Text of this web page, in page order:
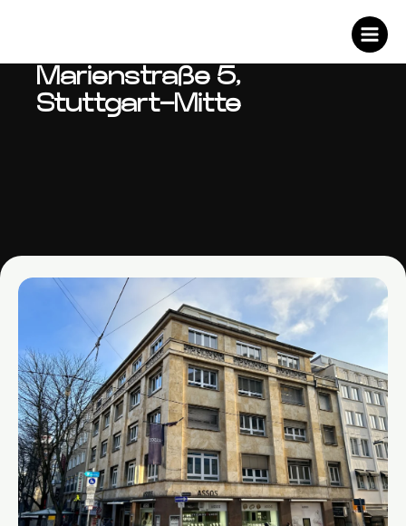
Marienstraße 5,
Stuttgart-Mitte